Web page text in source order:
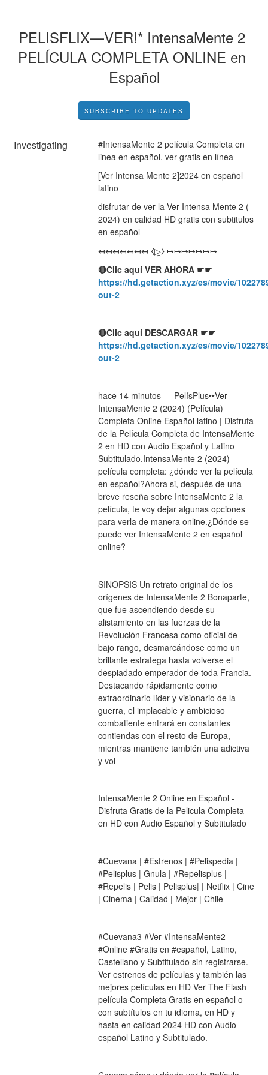
PELISFLIX—VER!* IntensaMente 2
PELÍCULA COMPLETA ONLINE en
Español
SUBSCRIBE TO UPDATES
Investigating
#IntensaMente 2 película Completa en
linea en español. ver gratis en línea
[Ver Intensa Mente 2]2024 en español
latino
disfrutar de ver la Ver Intensa Mente 2 (
2024) en calidad HD gratis con subtitulos
en español
↤↤↤↤↤↤↤ ⧼▷̼⧽ ↦↦↦↦↦↦↦
https://hd.getaction.xyz/es/movie/
out-2
https://hd.getaction.xyz/es/movie/
out-2
hace 14 minutos — PelísPlus‣‣Ver
IntensaMente 2 (2024) (Película)
Completa Online Español latino | Disfruta
de la Película Completa de IntensaMente
2 en HD con Audio Español y Latino
Subtitulado.IntensaMente 2 (2024)
película completa: ¿dónde ver la película
en español?Ahora si, después de una
breve reseña sobre IntensaMente 2 la
película, te voy dejar algunas opciones
para verla de manera online.¿Dónde se
puede ver IntensaMente 2 en español
online?
SINOPSIS Un retrato original de los
orígenes de IntensaMente 2 Bonaparte,
que fue ascendiendo desde su
alistamiento en las fuerzas de la
Revolución Francesa como oficial de
bajo rango, desmarcándose como un
brillante estratega hasta volverse el
despiadado emperador de toda Francia.
Destacando rápidamente como
extraordinario líder y visionario de la
guerra, el implacable y ambicioso
combatiente entrará en constantes
contiendas con el resto de Europa,
mientras mantiene también una adictiva
y vol
IntensaMente 2 Online en Español -
Disfruta Gratis de la Pelicula Completa
en HD con Audio Español y Subtitulado
#Cuevana | #Estrenos | #Pelispedia |
#Pelisplus | Gnula | #Repelisplus |
#Repelis | Pelis | Pelisplus| | Netflix | Cine
| Cinema | Calidad | Mejor | Chile
#Cuevana3 #Ver #IntensaMente2
#Online #Gratis en #español, Latino,
Castellano y Subtitulado sin registrarse.
Ver estrenos de películas y también las
mejores películas en HD Ver The Flash
película Completa Gratis en español o
con subtítulos en tu idioma, en HD y
hasta en calidad 2024 HD con Audio
español Latino y Subtitulado.